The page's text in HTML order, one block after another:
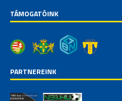
TÁMOGATÓINK
PARTNEREINK